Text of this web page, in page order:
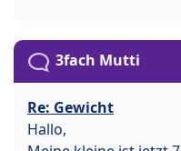
3fach Mutti
Re: Gewicht
Hallo,